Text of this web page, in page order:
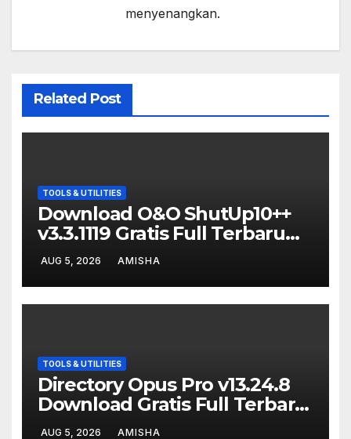
menyenangkan.
Related Post
TOOLS & UTILITIES
Download O&O ShutUp10++
v3.3.1119 Gratis Full Terbaru
Version
AUG 5, 2026 AMISHA
TOOLS & UTILITIES
Directory Opus Pro v13.24.8
Download Gratis Full Terbaru
Version
AUG 5, 2026 AMISHA